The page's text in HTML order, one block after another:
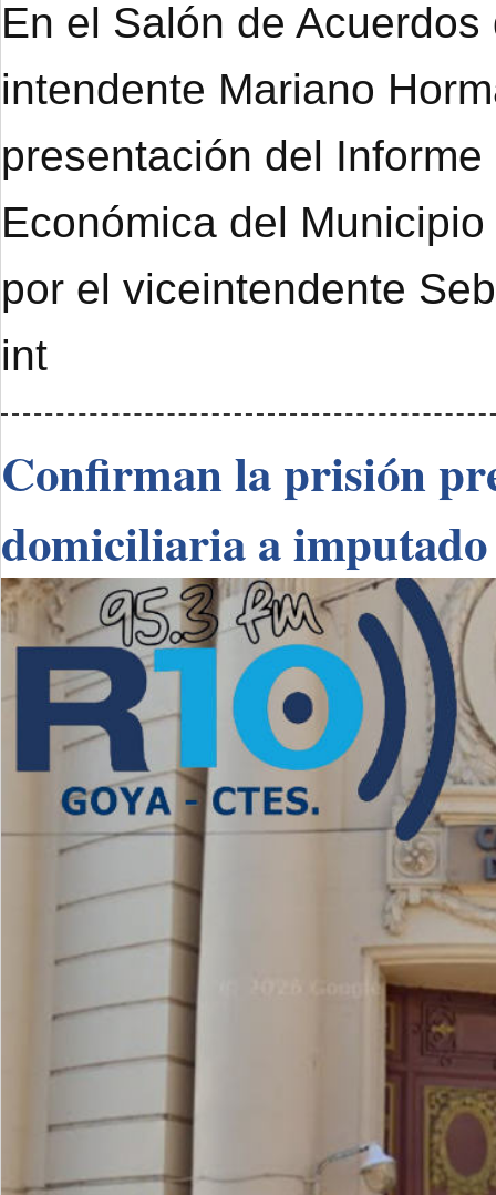
En el Salón de
intendente Mariano
presentación del
Económica del
por el viceintendente
int
Confirman la prisión
domiciliaria a